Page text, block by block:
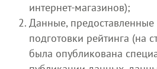
интернет-магазинов);
Данные,
подготовки рейтинга (на
была опубликована